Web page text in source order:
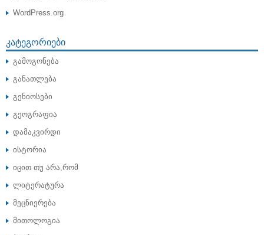
WordPress.org
ᲙᲐᲢᲔᲒᲝᲠᲘᲔᲑᲘ
გამოგონება
განათლება
გენიოსები
გეოგრაფია
დამაკვირდი
ისტორია
იცით თუ არა,რომ
ლიტერატურა
მეცნიერება
მითოლოგია